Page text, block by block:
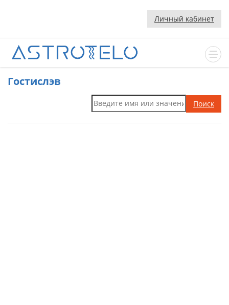
Личный кабинет
Гостислэв
Поиск